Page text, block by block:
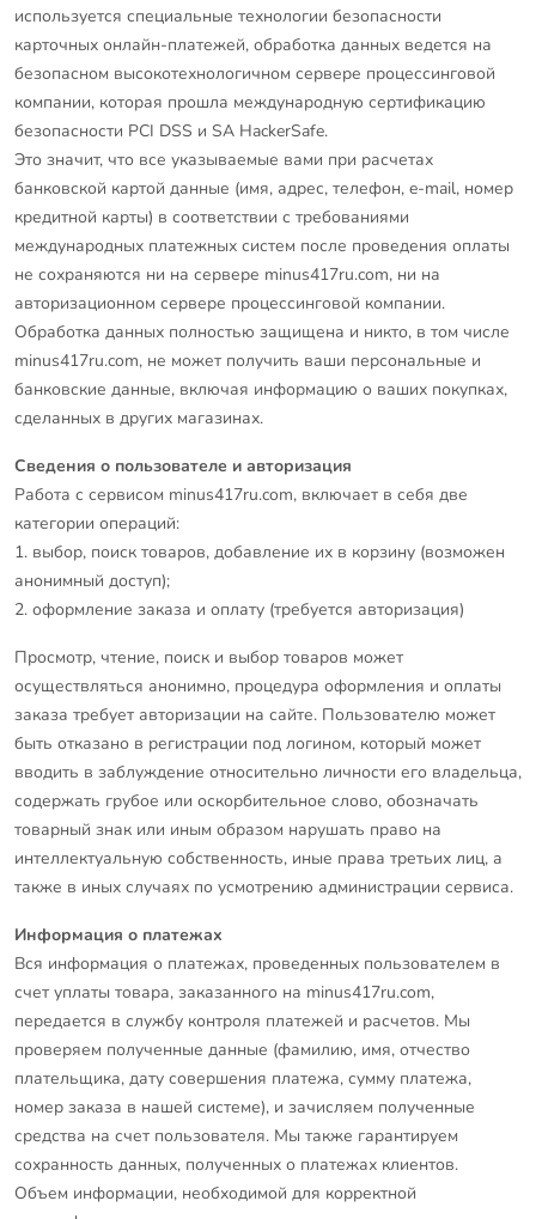
используется специальные технологии безопасности
карточных онлайн-платежей, обработка данных ведется на
безопасном высокотехнологичном сервере процессинговой
компании, которая прошла международную сертификацию
безопасности PCI DSS и SA HackerSafe.
Это значит, что все указываемые вами при расчетах
банковской картой данные (имя, адрес, телефон, e-mail, номер
кредитной карты) в соответствии с требованиями
международных платежных систем после проведения оплаты
не сохраняются ни на сервере minus417ru.com, ни на
авторизационном сервере процессинговой компании.
Обработка данных полностью защищена и никто, в том числе
minus417ru.com, не может получить ваши персональные и
банковские данные, включая информацию о ваших покупках,
сделанных в других магазинах.
Сведения о пользователе и авторизация
Работа с сервисом minus417ru.com, включает в себя две
категории операций:
1. выбор, поиск товаров, добавление их в корзину (возможен
анонимный доступ);
2. оформление заказа и оплату (требуется авторизация)
Просмотр, чтение, поиск и выбор товаров может
осуществляться анонимно, процедура оформления и оплаты
заказа требует авторизации на сайте. Пользователю может
быть отказано в регистрации под логином, который может
вводить в заблуждение относительно личности его владельца,
содержать грубое или оскорбительное слово, обозначать
товарный знак или иным образом нарушать право на
интеллектуальную собственность, иные права третьих лиц, а
также в иных случаях по усмотрению администрации сервиса.
Информация о платежах
Вся информация о платежах, проведенных пользователем в
счет уплаты товара, заказанного на minus417ru.com,
передается в службу контроля платежей и расчетов. Мы
проверяем полученные данные (фамилию, имя, отчество
плательщика, дату совершения платежа, сумму платежа,
номер заказа в нашей системе), и зачисляем полученные
средства на счет пользователя. Мы также гарантируем
сохранность данных, полученных о платежах клиентов.
Объем информации, необходимой для корректной